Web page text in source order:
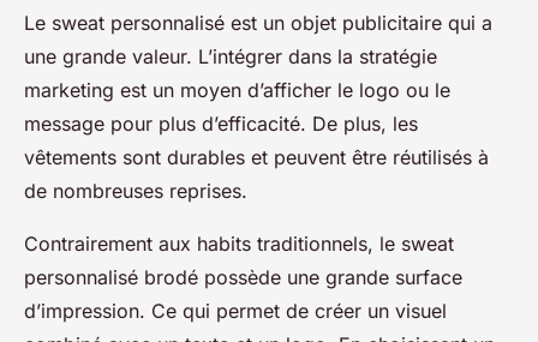
Le sweat personnalisé est un objet publicitaire qui a
une grande valeur. L’intégrer dans la stratégie
marketing est un moyen d’afficher le logo ou le
message pour plus d’efficacité. De plus, les
vêtements sont durables et peuvent être réutilisés à
de nombreuses reprises.
Contrairement aux habits traditionnels, le sweat
personnalisé brodé possède une grande surface
d’impression. Ce qui permet de créer un visuel